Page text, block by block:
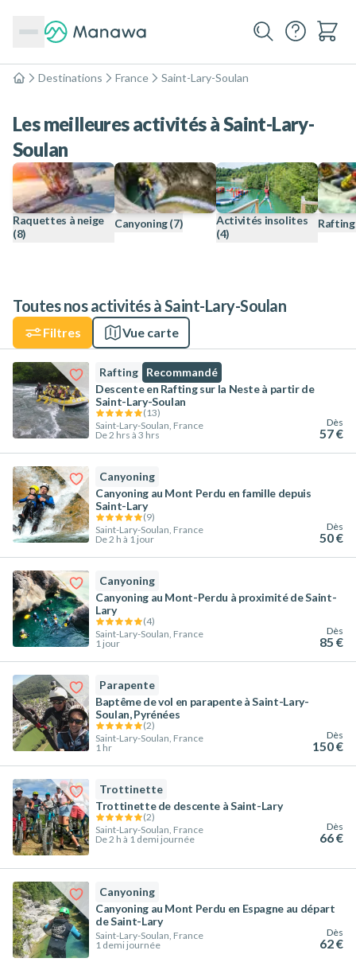
Accueil
Destinations France Saint-Lary-Soulan
Les meilleures activités à Saint-Lary-
Soulan
Raquettes à neige
(8)
Canyoning(7)
Activités insolites
(4)
Rafting
Toutes nos activités à Saint-Lary-Soulan
Filtres Vue carte
Rafting
Recommandé
Descente en Rafting sur la Neste à partir de
Saint-Lary-Soulan
(13)
Saint-Lary-Soulan, France
De 2 hrs à 3 hrs
Dès
57 €
Canyoning
Canyoning au Mont Perdu en famille depuis
Saint-Lary
(9)
Saint-Lary-Soulan, France
De 2 h à 1 jour
Dès
50 €
Canyoning
Canyoning au Mont-Perdu à proximité de Saint-
Lary
(4)
Saint-Lary-Soulan, France
1 jour
Dès
85 €
Parapente
Baptême de vol en parapente à Saint-Lary-
Soulan, Pyrénées
(2)
Saint-Lary-Soulan, France
1 hr
Dès
150 €
Trottinette
Trottinette de descente à Saint-Lary
(2)
Saint-Lary-Soulan, France
De 2 h à 1 demi journée
Dès
66 €
Canyoning
Canyoning au Mont Perdu en Espagne au départ
de Saint-Lary
Saint-Lary-Soulan, France
1 demi journée
Dès
62 €